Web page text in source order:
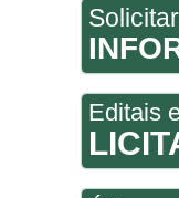
Solicitar
Editais